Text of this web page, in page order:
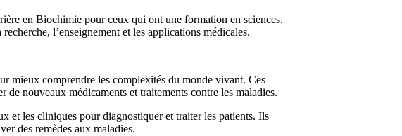
en Biochimie pour ceux qui ont une formation en sciences.
l’enseignement et les applications médicales.
mieux comprendre les complexités du monde vivant. Ces
de nouveaux médicaments et traitements contre les maladies.
et les cliniques pour diagnostiquer et traiter les patients. Ils
des remèdes aux maladies.